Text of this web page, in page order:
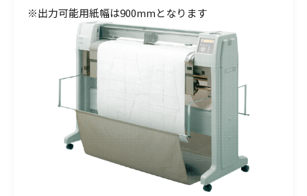
※出力可能用紙幅は900mmとなります